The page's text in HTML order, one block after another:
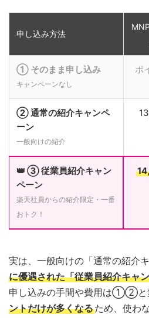
申し込み方法
① そのまま申し込み
キャンペーンなし
ポ
② 通常の紹介キャンペ
ーン
一般向けの紹介
👑 ③ 従業員紹介キャン
ペーン
楽天社員からの紹介限定・一番
おトク！
実は、一般向けの「通常の紹介
に優遇された「従業員紹介キャ
申し込みの手間や費用は①②と
ントだけが多くなるため、使わ